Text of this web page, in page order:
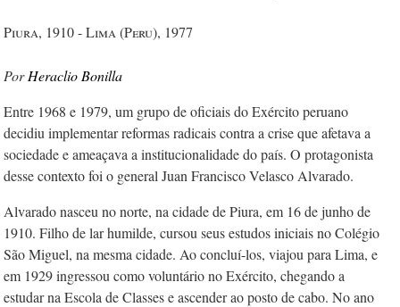
Piura, 1910 - Lima (Peru), 1977
Heraclio Bonilla
Entre 1968 e 1979, um grupo de oficiais do Exército peruano
decidiu implementar reformas radicais contra a crise que afetava a
sociedade e ameaçava a institucionalidade do país. O protagonista
desse contexto foi o general Juan Francisco Velasco Alvarado.
Alvarado nasceu no norte, na cidade de Piura, em 16 de junho de
1910. Filho de lar humilde, cursou seus estudos iniciais no Colégio
São Miguel, na mesma cidade. Ao concluí-los, viajou para Lima, e
em 1929 ingressou como voluntário no Exército, chegando a
estudar na Escola de Classes e ascender ao posto de cabo. No ano